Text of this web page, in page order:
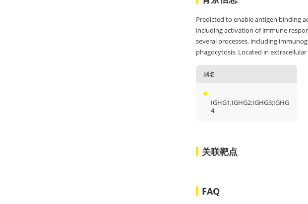
Predicted to enable antigen binding
including activation of immune
several processes, including
phagocytosis. Located in extracellular
别名
IGHG1;IGHG2;IGHG3;IGHG
4
关联靶点
FAQ